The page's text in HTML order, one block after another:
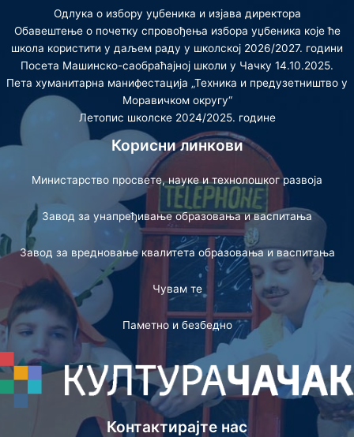
Одлука о избору уџбеника и изјава директора
Обавештење о почетку спровођења избора уџбеника које ће
школа користити у даљем раду у школској 2026/2027. години
Посета Машинско-саобраћајној школи у Чачку 14.10.2025.
Пета хуманитарна манифестација „Техника и предузетништво у
Моравичком округу“
Летопис школске 2024/2025. године
Корисни линкови
Министарство просвете, науке и технолошког развоја
Завод за унапређивање образовања и васпитања
Завод за вредновање квалитета образовања и васпитања
Чувам те
Паметно и безбедно
Контактирајте нас